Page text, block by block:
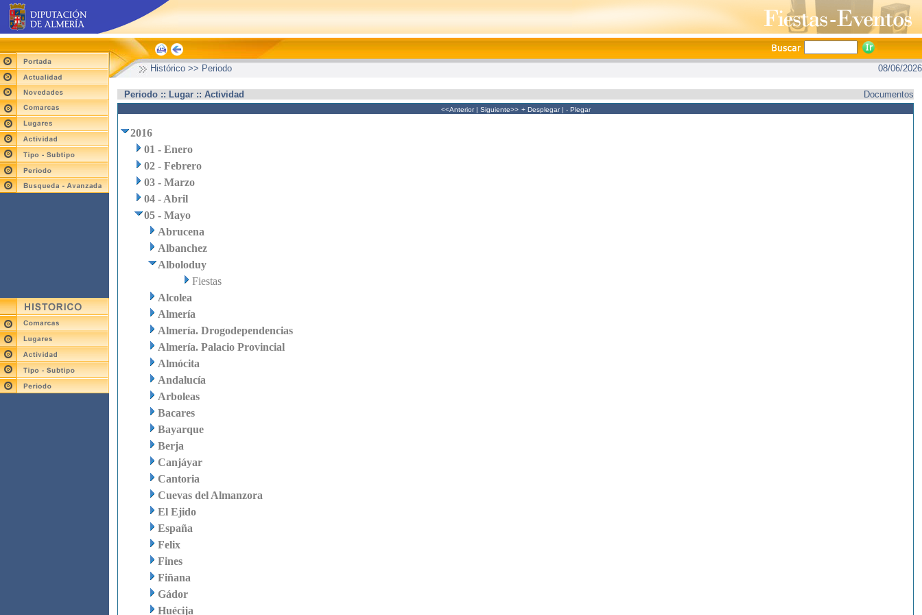
Histórico >> Periodo 08/06/2026
Periodo :: Lugar :: Actividad Documentos
<<Anterior| Siguiente>> + Desplegar| - Plegar
2016
01 - Enero
02 - Febrero
03 - Marzo
04 - Abril
05 - Mayo
Abrucena
Albanchez
Alboloduy
Fiestas
Alcolea
Almería
Almería. Drogodependencias
Almería. Palacio Provincial
Almócita
Andalucía
Arboleas
Bacares
Bayarque
Berja
Canjáyar
Cantoria
Cuevas del Almanzora
El Ejido
España
Felix
Fines
Fiñana
Gádor
Huécija